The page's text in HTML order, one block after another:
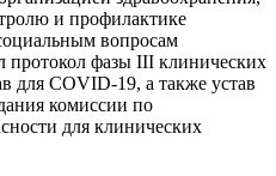
и профилактике
вопросам
протокол фазы III клинических
для COVID-19, а также устав
комиссии по
для клинических